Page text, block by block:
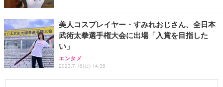
美人コスプレイヤー・すみれおじさん、全日本
武術太拳選手権大会に出場「入賞を目指した
い」
エンタメ
2023.7.16(日) 14:38